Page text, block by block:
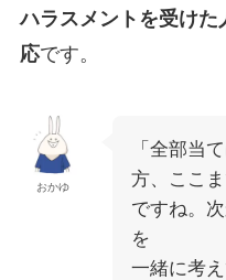
ハラスメントを受けた
応です。
おかゆ
「全部当
方、ここ
ですね。
を
一緒に考